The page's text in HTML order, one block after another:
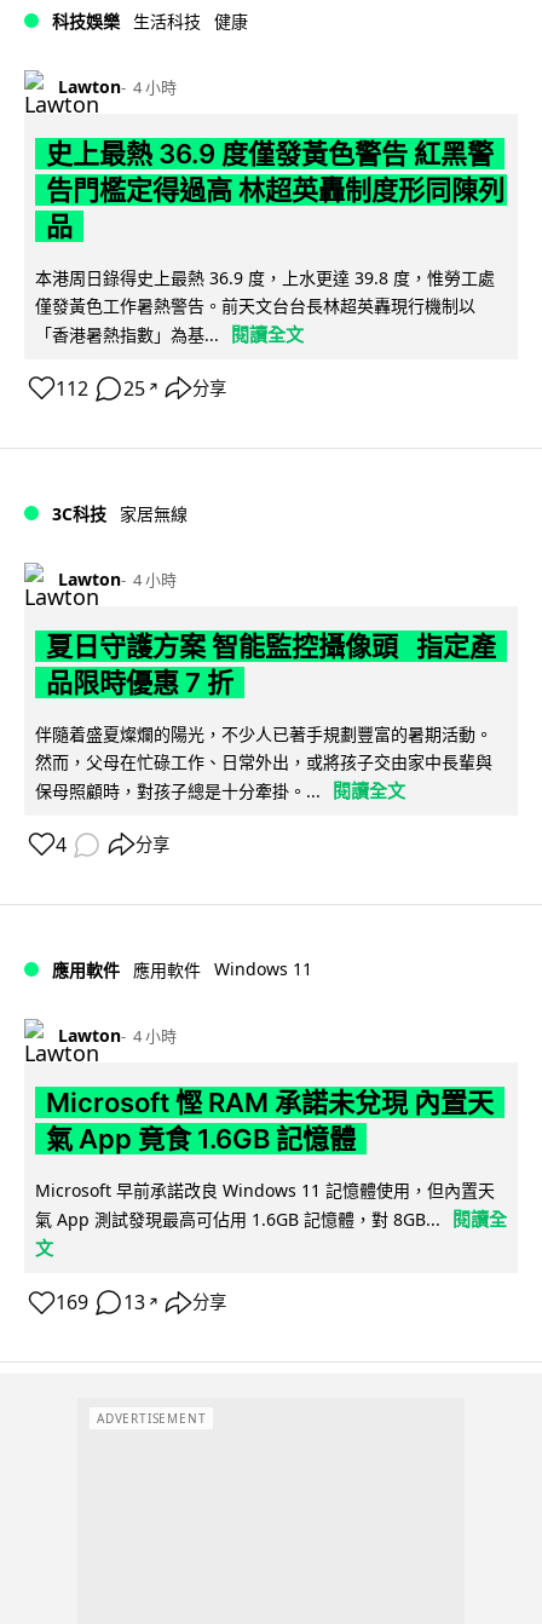
科技娛樂 生活科技 健康
Lawton 4 小時
史上最熱 36.9 度僅發黃色警告 紅黑警
告門檻定得過高 林超英轟制度形同陳列
品
本港周日錄得史上最熱 36.9 度，上水更達 39.8 度，惟勞工處
僅發黃色工作暑熱警告。前天文台台長林超英轟現行機制以
「香港暑熱指數」為基...
閱讀全文
112 25 ↗ 分享
3C科技 家居無線
Lawton 4 小時
夏日守護方案 智能監控攝像頭 指定產
品限時優惠 7 折
伴隨着盛夏燦爛的陽光，不少人已著手規劃豐富的暑期活動。
然而，父母在忙碌工作、日常外出，或將孩子交由家中長輩與
保母照顧時，對孩子總是十分牽掛。...
閱讀全文
4 分享
應用軟件 應用軟件 Windows 11
Lawton 4 小時
Microsoft 慳 RAM 承諾未兌現 內置天
氣 App 竟食 1.6GB 記憶體
Microsoft 早前承諾改良 Windows 11 記憶體使用，但內置天
氣 App 測試發現最高可佔用 1.6GB 記憶體，對 8GB...
閱讀全
文
169 13 ↗ 分享
ADVERTISEMENT